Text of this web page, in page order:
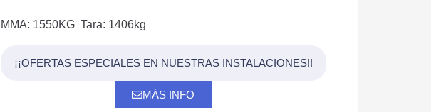
MMA: 1550KG Tara: 1406kg
¡¡OFERTAS ESPECIALES EN NUESTRAS INSTALACIONES!!
MÁS INFO